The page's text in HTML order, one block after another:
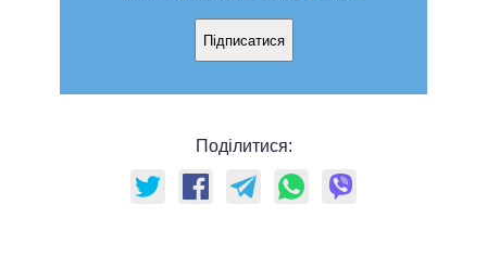
Підписатися
Поділитися: